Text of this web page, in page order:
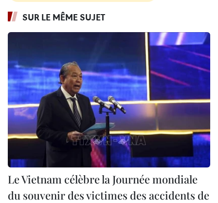
SUR LE MÊME SUJET
Le Vietnam célèbre la Journée mondiale
du souvenir des victimes des accidents de